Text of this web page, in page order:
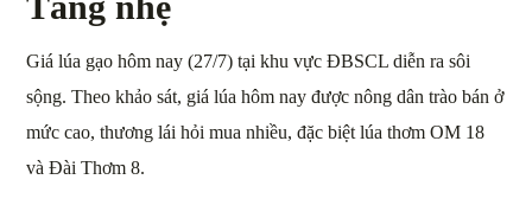
Giá lúa gạo hôm nay (27/7) tại khu vực ĐBSCL diễn ra sôi
sộng. Theo khảo sát, giá lúa hôm nay được nông dân trào bán ở
mức cao, thương lái hỏi mua nhiều, đặc biệt lúa thơm OM 18
và Đài Thơm 8.